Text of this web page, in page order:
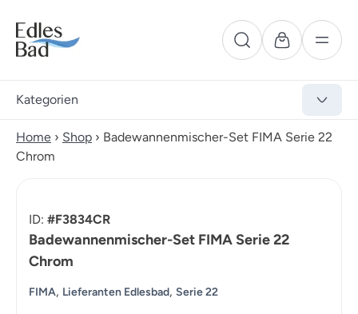
Kategorien
Home › Shop › Badewannenmischer-Set FIMA Serie 22
Chrom
ID: #F3834CR
Badewannenmischer-Set FIMA Serie 22
Chrom
FIMA, Lieferanten Edlesbad, Serie 22